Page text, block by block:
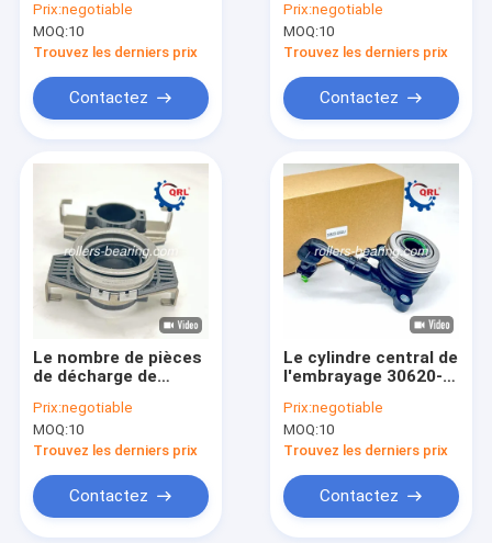
35090 50TKB3504BR
500053960 pour
Toyota
Prix:negotiable
MOQ:10
Trouvez les derniers prix
Contactez
équipé d'un dispositif
de freinage de
roulement.
Prix:negotiable
MOQ:10
Trouvez les derniers prix
Contactez
Le nombre de pièces
de décharge de
roulement est 41412
49670 HYUNDAI H100
Prix:negotiable
MOQ:10
Trouvez les derniers prix
Contactez
Le cylindre central de
l'embrayage 30620-
Prix:negotiable
MOQ:10
Trouvez les derniers prix
Contactez